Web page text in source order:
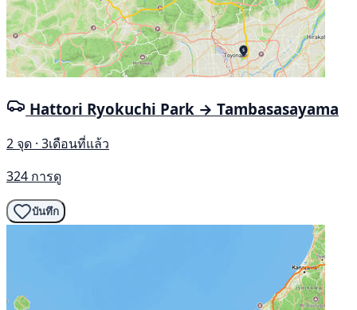
Hattori Ryokuchi Park → Tambasasayama
2 จุด · 3เดือนที่แล้ว
324 การดู
บันทึก